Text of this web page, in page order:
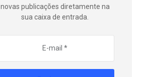
novas publicações diretamente na
sua caixa de entrada.